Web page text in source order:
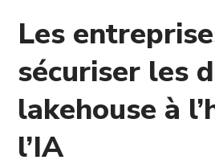
Les
sécuriser les
lakehouse à
l’IA